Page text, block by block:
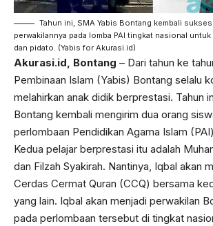
Tahun ini, SMA Yabis Bontang kembali
perwakilannya pada lomba PAI tingkat nasional untuk
dan pidato. (Yabis for Akurasi.id)
Akurasi.id, Bontang – Dari tahun ke
Pembinaan Islam (Yabis) Bontang selalu
melahirkan anak didik berprestasi. Tahun
Bontang kembali mengirim dua orang
perlombaan Pendidikan Agama Islam
Kedua pelajar berprestasi itu adalah
dan Filzah Syakirah. Nantinya, Iqbal akan
Cerdas Cermat Quran (CCQ) bersama
yang lain. Iqbal akan menjadi perwakilan
pada perlombaan tersebut di tingkat